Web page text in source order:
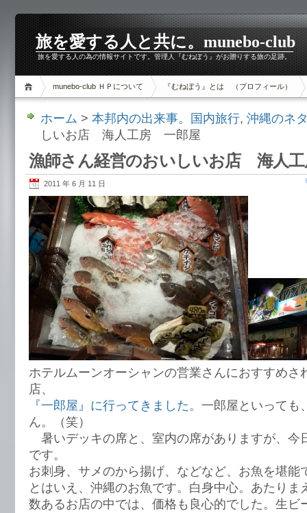
旅を愛する人と共に。munebo-club
旅を愛する人の為の情報サイトです。管理人『むねぼう』がお贈りする旅の足跡。
munebo-club ＨＰについて 『むねぼう』とは （プロフィール）
ホーム > 本邦内の出来事。国内旅行, 沖縄のネ
しいお店 海人工房 一郎屋
漁師さん経営のおいしいお店 海人
2011 年 6 月 11 日
ホテルムーンオーシャンの営業さんにおすすめさ
店、
『一郎屋』に行ってきました。 一郎屋といっても
ん。（笑）
暑いデッキの席と、室内の席がありますが、今
です。
お刺身、サメのから揚げ、などなど、お魚を堪能
とはいえ、沖縄のお魚です。白身中心。あたりま
数あるお店の中では、価格も良心的でした。生ビ